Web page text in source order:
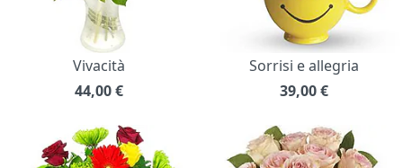
Vivacità
44,00€
Sorrisi e allegria
39,00€